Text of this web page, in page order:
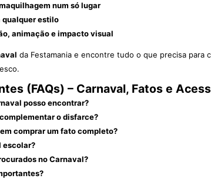
num só lugar
estilo
animação e impacto visual
da Festamania e encontre tudo o que precisa
(FAQs) – Carnaval, Fatos e
posso encontrar?
o disfarce?
comprar um fato completo?
escolar?
no Carnaval?